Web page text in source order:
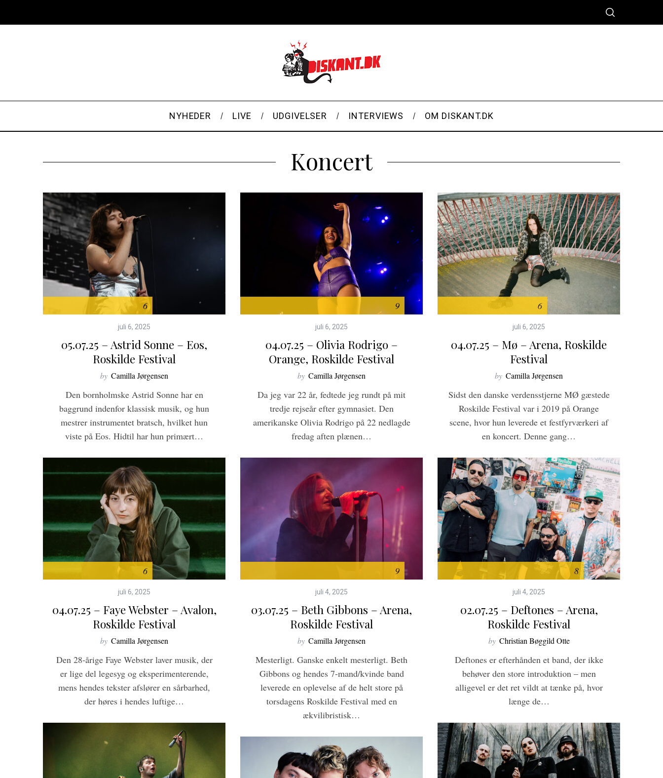
NYHEDER LIVE UDGIVELSER INTERVIEWS OM DISKANT.DK
Koncert
6
juli 6, 2025
05.07.25 – Astrid Sonne – Eos,
Roskilde Festival
by Camilla Jørgensen
Den bornholmske Astrid Sonne har en
baggrund indenfor klassisk musik, og hun
mestrer instrumentet bratsch, hvilket hun
viste på Eos. Hidtil har hun primært…
9
juli 6, 2025
04.07.25 – Olivia Rodrigo –
Orange, Roskilde Festival
by Camilla Jørgensen
Da jeg var 22 år, fedtede jeg rundt på mit
tredje rejseår efter gymnasiet. Den
amerikanske Olivia Rodrigo på 22 nedlagde
fredag aften plænen…
6
juli 6, 2025
04.07.25 – Mø – Arena, Roskilde
Festival
by Camilla Jørgensen
Sidst den danske verdensstjerne MØ gæstede
Roskilde Festival var i 2019 på Orange
scene, hvor hun leverede et festfyrværkeri af
en koncert. Denne gang…
6
juli 6, 2025
04.07.25 – Faye Webster – Avalon,
Roskilde Festival
by Camilla Jørgensen
Den 28-årige Faye Webster laver musik, der
er lige del legesyg og eksperimenterende,
mens hendes tekster afslører en sårbarhed,
der høres i hendes luftige…
9
juli 4, 2025
03.07.25 – Beth Gibbons – Arena,
Roskilde Festival
by Camilla Jørgensen
Mesterligt. Ganske enkelt mesterligt. Beth
Gibbons og hendes 7-mand/kvinde band
leverede en oplevelse af de helt store på
torsdagens Roskilde Festival med en
ækvilibristisk…
8
juli 4, 2025
02.07.25 – Deftones – Arena,
Roskilde Festival
by Christian Bøggild Otte
Deftones er efterhånden et band, der ikke
behøver den store introduktion – men
alligevel er det ret vildt at tænke på, hvor
længe de…
S
a
r
f